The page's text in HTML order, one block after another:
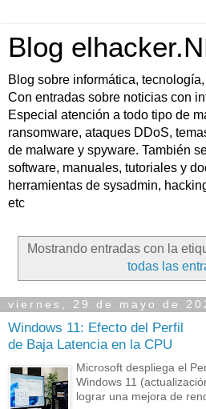
Blog
Blog sobre informática,
Con entradas sobre noticias con
Especial atención a todo tipo de
ransomware, ataques DDoS,
de malware y spyware. También
software, manuales, tutoriales y
herramientas de sysadmin,
etc
Mostrando entradas con la
todas las
viernes, 29 de mayo de
Windows 11: Efecto del Perfil
de Baja Latencia en la CPU
Microsoft despliega el
Windows 11
lograr una mejora de